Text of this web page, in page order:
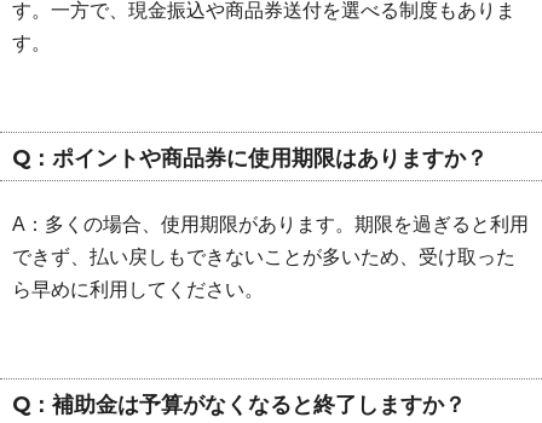
す。一方で、現金振込や商品券送付を選べる制度もありま
す。
Q：ポイントや商品券に使用期限はありますか？
A：多くの場合、使用期限があります。期限を過ぎると利用
できず、払い戻しもできないことが多いため、受け取った
ら早めに利用してください。
Q：補助金は予算がなくなると終了しますか？